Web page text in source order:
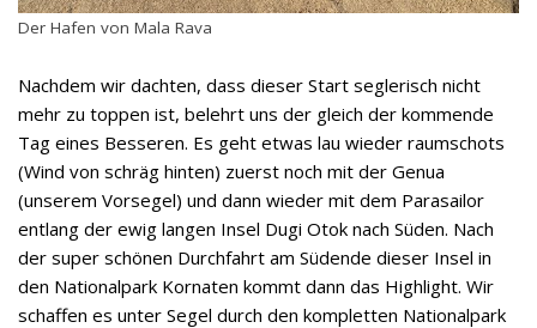
Der Hafen von Mala Rava
Nachdem wir dachten, dass dieser Start seglerisch nicht
mehr zu toppen ist, belehrt uns der gleich der kommende
Tag eines Besseren. Es geht etwas lau wieder raumschots
(Wind von schräg hinten) zuerst noch mit der Genua
(unserem Vorsegel) und dann wieder mit dem Parasailor
entlang der ewig langen Insel Dugi Otok nach Süden. Nach
der super schönen Durchfahrt am Südende dieser Insel in
den Nationalpark Kornaten kommt dann das Highlight. Wir
schaffen es unter Segel durch den kompletten Nationalpark